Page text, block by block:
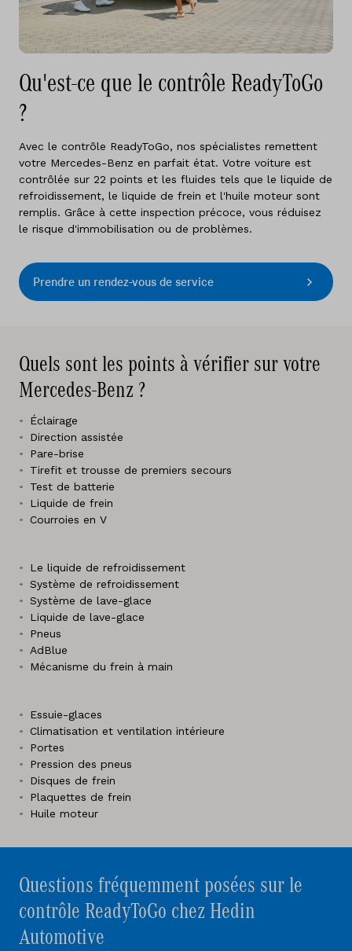
Qu'est-ce que le contrôle ReadyToGo
?
Avec le contrôle ReadyToGo, nos spécialistes remettent
votre Mercedes-Benz en parfait état. Votre voiture est
contrôlée sur 22 points et les fluides tels que le liquide de
refroidissement, le liquide de frein et l'huile moteur sont
remplis. Grâce à cette inspection précoce, vous réduisez
le risque d'immobilisation ou de problèmes.
Prendre un rendez-vous de service
Quels sont les points à vérifier sur votre
Mercedes-Benz ?
Éclairage
Direction assistée
Pare-brise
Tirefit et trousse de premiers secours
Test de batterie
Liquide de frein
Courroies en V
Le liquide de refroidissement
Système de refroidissement
Système de lave-glace
Liquide de lave-glace
Pneus
AdBlue
Mécanisme du frein à main
Essuie-glaces
Climatisation et ventilation intérieure
Portes
Pression des pneus
Disques de frein
Plaquettes de frein
Huile moteur
Questions fréquemment posées sur le
contrôle ReadyToGo chez Hedin
Automotive